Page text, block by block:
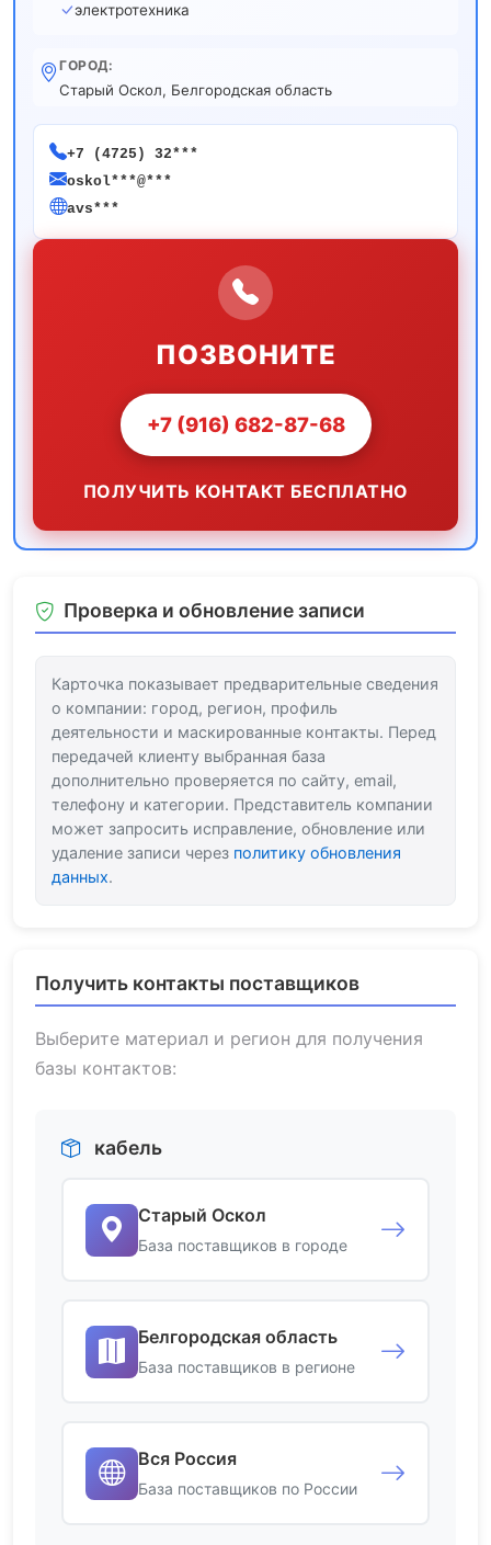
электротехника
ГОРОД:
Старый Оскол, Белгородская область
+7 (4725) 32***
oskol***@***
avs***
ПОЗВОНИТЕ
+7 (916) 682-87-68
ПОЛУЧИТЬ КОНТАКТ БЕСПЛАТНО
Проверка и обновление записи
Карточка показывает предварительные сведения
о компании: город, регион, профиль
деятельности и маскированные контакты. Перед
передачей клиенту выбранная база
дополнительно проверяется по сайту, email,
телефону и категории. Представитель компании
может запросить исправление, обновление или
удаление записи через политику обновления
данных.
Получить контакты поставщиков
Выберите материал и регион для получения
базы контактов:
кабель
Старый Оскол
База поставщиков в городе
Белгородская область
База поставщиков в регионе
Вся Россия
База поставщиков по России